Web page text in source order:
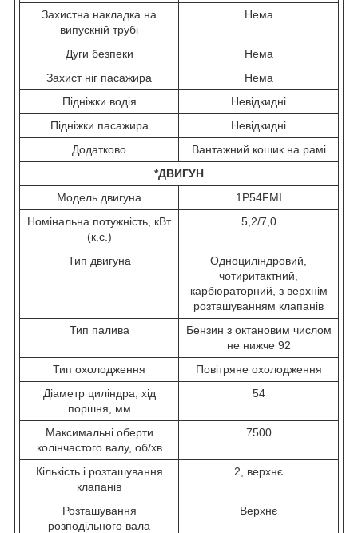
Захистна накладка на
випускній трубі
Нема
Дуги безпеки
Нема
Захист ніг пасажира
Нема
Підніжки водія
Невідкидні
Підніжки пасажира
Невідкидні
Додатково
Вантажний кошик на рамі
*ДВИГУН
Модель двигуна
1P54FMI
Номінальна потужність, кВт
(к.с.)
5,2/7,0
Тип двигуна
Одноциліндровий,
чотиритактний,
карбюраторний, з верхнім
розташуванням клапанів
Тип палива
Бензин з октановим числом
не нижче 92
Тип охолодження
Повітряне охолодження
Діаметр циліндра, хід
поршня, мм
54
Максимальні оберти
колінчастого валу, об/хв
7500
Кількість і розташування
клапанів
2, верхнє
Розташування
розподільного вала
Верхнє